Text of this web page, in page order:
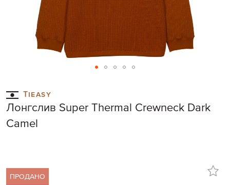
to
the
beginning
of
Tieasy
Лонгслив Super Thermal Crewneck Dark
Camel
ПРОДАНО